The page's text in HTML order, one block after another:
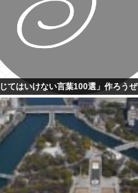
じてはいけない言葉100選」作ろうぜ